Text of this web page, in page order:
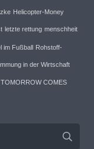
Helicopter-Money
letzte rettung menschheit
im Fußball Rohstoff-
in der Wirtschaft
COMES